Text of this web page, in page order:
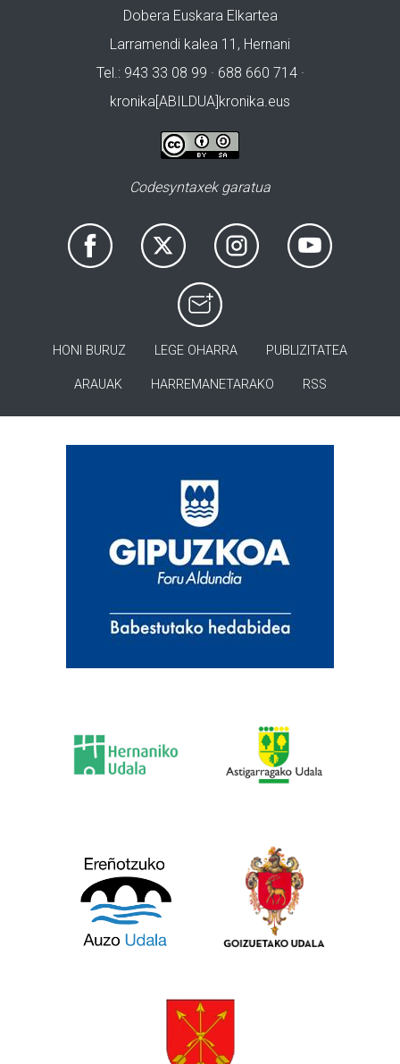
Dobera Euskara Elkartea
Larramendi kalea 11, Hernani
Tel.: 943 33 08 99 · 688 660 714 ·
kronika[ABILDUA]kronika.eus
Codesyntaxek garatua
HONI BURUZ LEGE OHARRA PUBLIZITATEA
ARAUAK HARREMANETARAKO RSS